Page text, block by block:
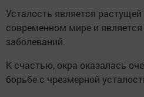
Усталость является
современном мире и
заболеваний.
К счастью, окра оказалась
борьбе с чрезмерной